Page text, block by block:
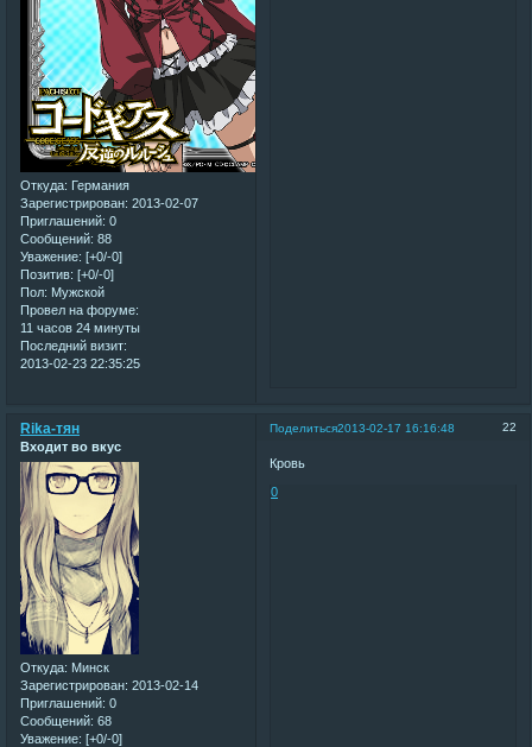
Откуда: Германия
Зарегистрирован: 2013-02-07
Приглашений: 0
Сообщений: 88
Уважение: [+0/-0]
Позитив: [+0/-0]
Пол: Мужской
Провел на форуме:
11 часов 24 минуты
Последний визит:
2013-02-23 22:35:25
Поделиться 22
2013-02-17 16:16:48
Rika-тян
Входит во вкус
Откуда: Минск
Зарегистрирован: 2013-02-14
Приглашений: 0
Сообщений: 68
Уважение: [+0/-0]
Кровь
0